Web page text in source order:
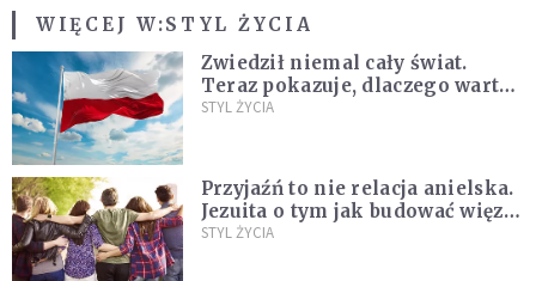
WIĘCEJ W:STYL ŻYCIA
Zwiedził niemal cały świat.
Teraz pokazuje, dlaczego warto
zakochać się w Polsce
STYL ŻYCIA
Przyjaźń to nie relacja anielska.
Jezuita o tym jak budować więzi
na całe życie
STYL ŻYCIA